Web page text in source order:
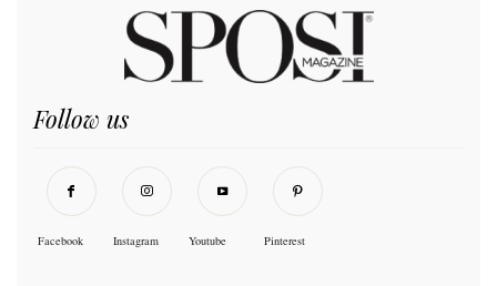
Follow us
Facebook Instagram Youtube Pinterest